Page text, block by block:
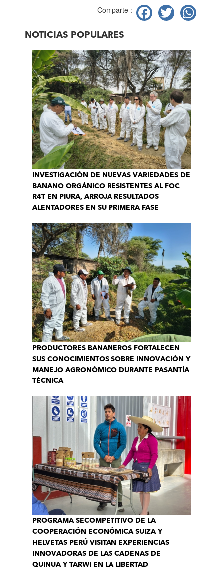
Comparte :
Facebook
Twitter
NOTICIAS POPULARES
INVESTIGACIÓN DE NUEVAS VARIEDADES DE
BANANO ORGÁNICO RESISTENTES AL FOC
R4T EN PIURA, ARROJA RESULTADOS
ALENTADORES EN SU PRIMERA FASE
PRODUCTORES BANANEROS FORTALECEN
SUS CONOCIMIENTOS SOBRE INNOVACIÓN Y
MANEJO AGRONÓMICO DURANTE PASANTÍA
TÉCNICA
PROGRAMA SECOMPETITIVO DE LA
COOPERACIÓN ECONÓMICA SUIZA Y
HELVETAS PERÚ VISITAN EXPERIENCIAS
INNOVADORAS DE LAS CADENAS DE
QUINUA Y TARWI EN LA LIBERTAD